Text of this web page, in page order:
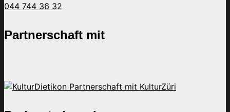
044 744 36 32
Partnerschaft mit